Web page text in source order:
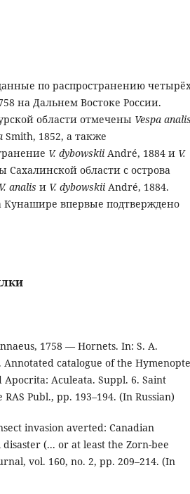
по распространению
на Дальнем Востоке России.
области отмечены Vespa analis
Smith, 1852, а также
V. dybowskii André, 1884 и V.
Сахалинской области с острова
V. analis и V. dybowskii André, 1884.
Кунашире впервые подтверждено
1758 — Hornets. In: S. A.
Annotated catalogue of the
Apocrita: Aculeata. Suppl. 6. Saint
Publ., pp. 193–194. (In Russian)
invasion averted: Canadian
(... or at least the Zorn-bee
vol. 160, no. 2, pp. 209–214. (In